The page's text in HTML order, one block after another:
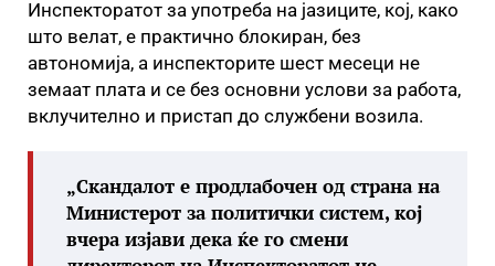
Инспекторатот за употреба на јазиците, кој, како
што велат, е практично блокиран, без
автономија, а инспекторите шест месеци не
земаат плата и се без основни услови за работа,
вклучително и пристап до службени возила.
„Скандалот е продлабочен од страна на
Министерот за политички систем, кој
вчера изјави дека ќе го смени